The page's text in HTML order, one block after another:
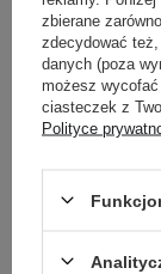
zbierane
zdecydować
danych (poza
możesz
ciasteczek z
Polityce